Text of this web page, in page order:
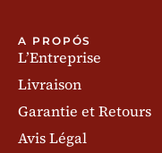
A PROPÓS
L’Entreprise
Livraison
Garantie et Retours
Avis Légal